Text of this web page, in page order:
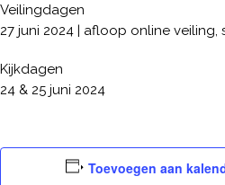
Veilingdagen
27 juni 2024 | afloop online veiling,
Kijkdagen
24 & 25 juni 2024
Toevoegen aan